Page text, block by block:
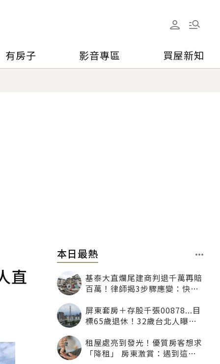
有房子 影音專區 買屋新知
直
本日最熱
基泰大直爛尾建商判退千萬再賠
百萬！律師揭3步驟應變：快通
屏東套房＋存股千張00878...目
標65歲退休！32歲台北人曝：
租屋處亮到發光！優質房客想求
「降租」 房東激賞：遇到這種